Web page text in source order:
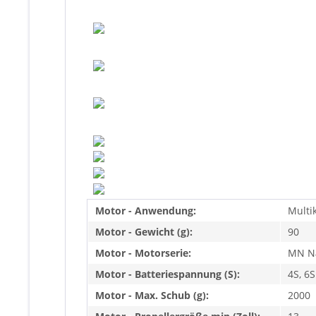
Motor - Anwendung:
Motor - Gewicht (g):
90
Motor - Motorserie:
MN
Motor - Batteriespannung (S):
4S, 6S
Motor - Max. Schub (g):
2000